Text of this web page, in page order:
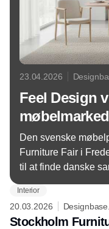
23.04.2026
Feel Design
møbelmarked
Den svenske
Furniture Fair i
til at finde danske
Interior
20.03.2026
Stockholm